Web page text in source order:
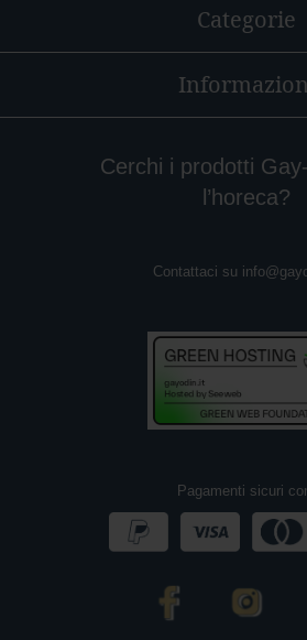
Categorie
Cerchi i prodotti
l’horeca?
Contattaci su
Pagamenti sicuri